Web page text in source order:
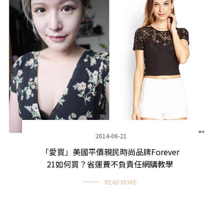
2014-06-21
「愛買」美國平價親民時尚品牌Forever
21如何買？省運費不負責任網購教學
READ MORE